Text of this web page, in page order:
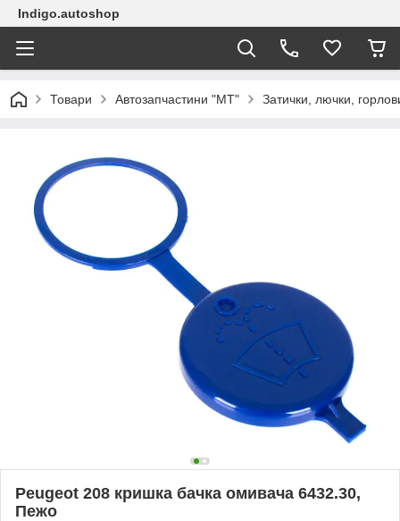
Indigo.autoshop
Товари Автозапчастини "МТ" Затички, лючки,
Peugeot 208 кришка бачка омивача 6432.30,
Пежо